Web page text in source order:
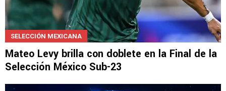
SELECCIÓN MEXICANA
Mateo Levy brilla con doblete en la Final de la
Selección México Sub-23